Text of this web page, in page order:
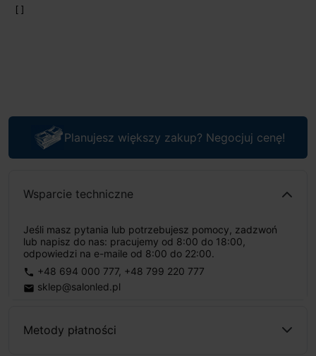
Planujesz większy zakup? Negocjuj cenę!
Wsparcie techniczne
Jeśli masz pytania lub potrzebujesz pomocy, zadzwoń
lub napisz do nas: pracujemy od 8:00 do 18:00,
odpowiedzi na e-maile od 8:00 do 22:00.
phone +48 694 000 777, +48 799 220 777
email sklep@salonled.pl
Metody płatności